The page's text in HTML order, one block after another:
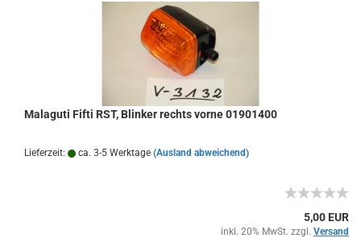
Malaguti Fifti RST, Blinker rechts vorne 01901400
Lieferzeit: ca. 3-5 Werktage (Ausland abweichend)
5,00 EUR
inkl. 20% MwSt. zzgl. Versand